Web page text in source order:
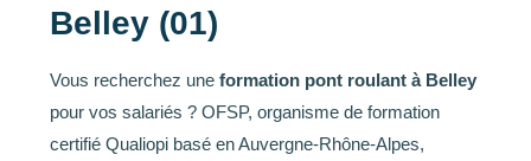
Belley (01)
Vous recherchez une formation pont roulant à Belley
pour vos salariés ? OFSP, organisme de formation
certifié Qualiopi basé en Auvergne-Rhône-Alpes,